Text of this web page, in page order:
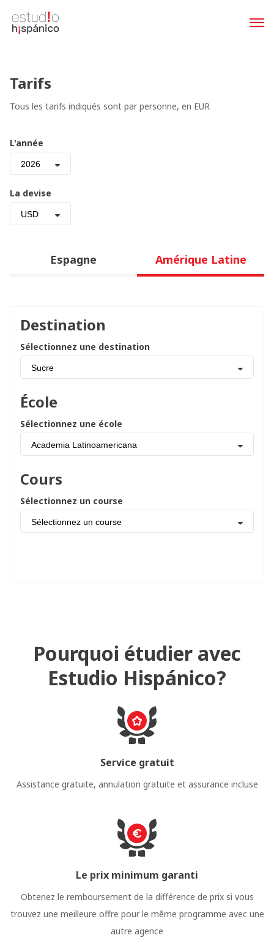
Tarifs
Tous les tarifs indiqués sont par personne, en EUR
L'année
2026
La devise
USD
Espagne Amérique Latine
Destination
Sélectionnez une destination
Sucre
École
Sélectionnez une école
Academia Latinoamericana
Cours
Sélectionnez un course
Sélectionnez un course
Pourquoi étudier avec
Estudio Hispánico?
Service gratuit
Assistance gratuite, annulation gratuite et assurance incluse
Le prix minimum garanti
Obtenez le remboursement de la différence de prix si vous
trouvez une meilleure offre pour le même programme avec une
autre agence